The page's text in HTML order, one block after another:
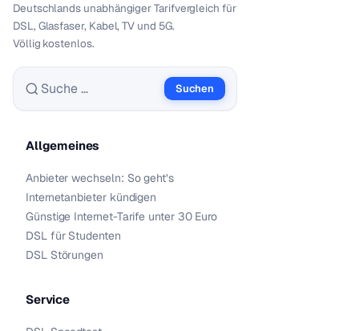
Deutschlands unabhängiger Tarif­vergleich für
DSL, Glasfaser, Kabel, TV und 5G.
Völlig kostenlos.
Suche nach:
Suchen
Allgemeines
Anbieter wechseln: So geht’s
Internetanbieter kündigen
Günstige Internet-Tarife unter 30 Euro
DSL für Studenten
DSL Störungen
Service